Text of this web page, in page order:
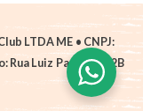
LTDA ME • CNPJ:
Luiz Pantano, 62B